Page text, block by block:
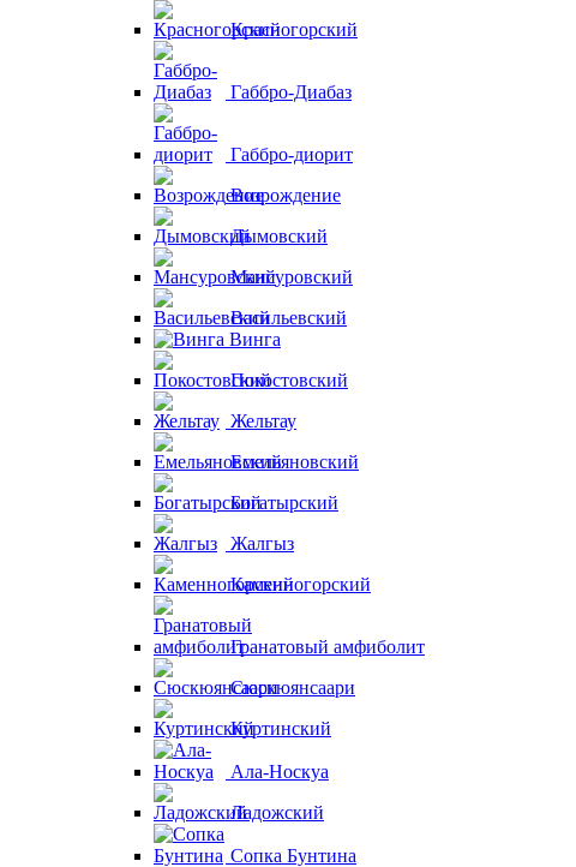
Красногорский
Габбро-Диабаз
Габбро-диорит
Возрождение
Дымовский
Мансуровский
Васильевский
Винга
Покостовский
Жельтау
Емельяновский
Богатырский
Жалгыз
Каменногорский
Гранатовый амфиболит
Сюскюянсаари
Куртинский
Ала-Носкуа
Ладожский
Сопка Бунтина